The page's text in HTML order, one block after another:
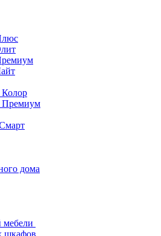
Премиум
дома
мебели
шкафов